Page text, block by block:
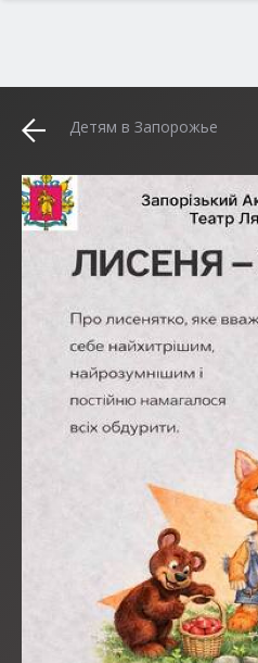
Детям в Запорожье